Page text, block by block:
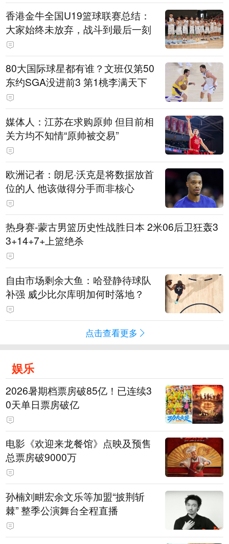
香港金牛全国U19篮球联赛总结：
大家始终未放弃，战斗到最后一刻
80大国际球星都有谁？文班仅第50
东约SGA没进前3 第1桃李满天下
媒体人：江苏在求购原帅 但目前相
关方均不知情“原帅被交易”
欧洲记者：朗尼·沃克是将数据放首
位的人 他该做得分手而非核心
热身赛-蒙古男篮历史性战胜日本 2米06后卫狂轰3
3+14+7+上篮绝杀
自由市场剩余大鱼：哈登静待球队
补强 威少比尔库明加何时落地？
点击查看更多
娱乐
2026暑期档票房破85亿！已连续3
0天单日票房破亿
电影《欢迎来龙餐馆》点映及预售
总票房破9000万
孙楠刘畊宏余文乐等加盟“披荆斩
棘” 整季公演舞台全程直播